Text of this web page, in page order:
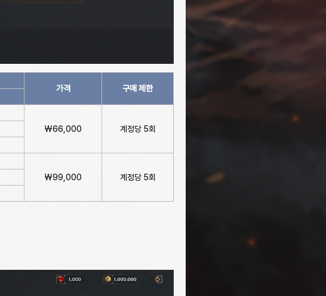
가격
구매 제한
₩66,000
계정당 5회
₩99,000
계정당 5회